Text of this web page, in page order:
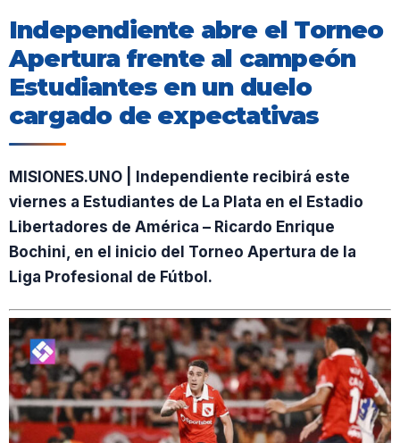
Independiente abre el Torneo
Apertura frente al campeón
Estudiantes en un duelo
cargado de expectativas
MISIONES.UNO | Independiente recibirá este
viernes a Estudiantes de La Plata en el Estadio
Libertadores de América – Ricardo Enrique
Bochini, en el inicio del Torneo Apertura de la
Liga Profesional de Fútbol.